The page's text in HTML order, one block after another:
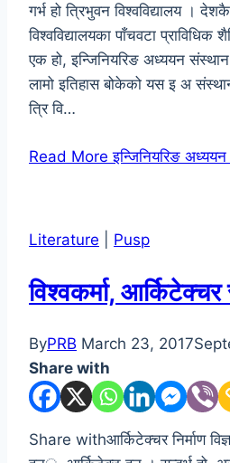
गर्भ हो त्रिभुवन विश्वविद्यालय ।
विश्वविद्यालयका पाँचवटा
एक हो, इन्जिनियरिङ अध्ययन
लामो इतिहास बोकेको यस इ अ
त्रि वि…
Read More इन्जिनियरिङ
Literature Pusp
विश्वकर्मा, आर्किटेक्चर
ByPRB March 23, 2017
Share with
Share withआर्किटेक्चर निर्माण